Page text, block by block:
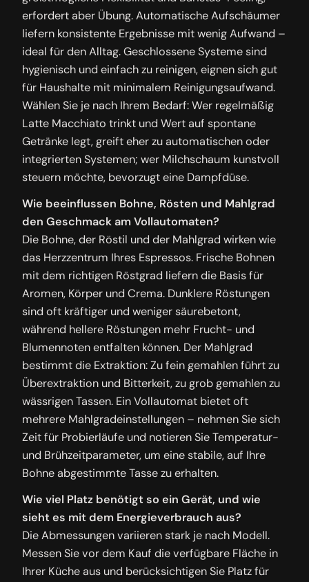
erfordert aber Übung. Automatische Aufschäumer
liefern konsistente Ergebnisse mit wenig Aufwand –
ideal für den Alltag. Geschlossene Systeme sind
hygienisch und einfach zu reinigen, eignen sich gut
für Haushalte mit minimalem Reinigungsaufwand.
Wählen Sie je nach Ihrem Bedarf: Wer regelmäßig
Latte Macchiato trinkt und Wert auf spontane
Getränke legt, greift eher zu automatischen oder
integrierten Systemen; wer Milchschaum kunstvoll
steuern möchte, bevorzugt eine Dampfdüse.
Wie beeinflussen Bohne, Rösten und Mahlgrad
den Geschmack am Vollautomaten?
Die Bohne, der Röstil und der Mahlgrad wirken wie
das Herzzentrum Ihres Espressos. Frische Bohnen
mit dem richtigen Röstgrad liefern die Basis für
Aromen, Körper und Crema. Dunklere Röstungen
sind oft kräftiger und weniger säurebetont,
während hellere Röstungen mehr Frucht- und
Blumennoten entfalten können. Der Mahlgrad
bestimmt die Extraktion: Zu fein gemahlen führt zu
Überextraktion und Bitterkeit, zu grob gemahlen zu
wässrigen Tassen. Ein Vollautomat bietet oft
mehrere Mahlgradeinstellungen – nehmen Sie sich
Zeit für Probierläufe und notieren Sie Temperatur-
und Brühzeitparameter, um eine stabile, auf Ihre
Bohne abgestimmte Tasse zu erhalten.
Wie viel Platz benötigt so ein Gerät, und wie
sieht es mit dem Energieverbrauch aus?
Die Abmessungen variieren stark je nach Modell.
Messen Sie vor dem Kauf die verfügbare Fläche in
Ihrer Küche aus und berücksichtigen Sie Platz für